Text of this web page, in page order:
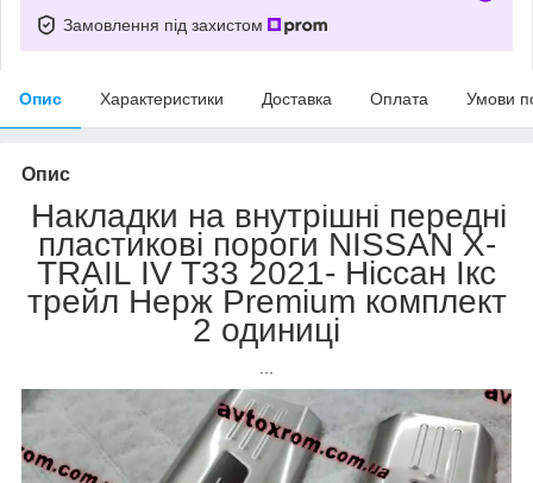
Замовлення під захистом
Опис Характеристики Доставка Оплата Умови
Опис
Накладки на внутрішні передні
пластикові пороги NISSAN X-
TRAIL IV T33 2021- Ніссан Ікс
трейл Нерж Premium комплект
2 одиниці